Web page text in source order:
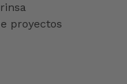
proyectos